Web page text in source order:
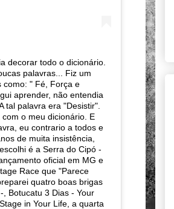
decorar todo o dicionário.
palavras... Fiz um
como: " Fé, Força e
aprender, não entendia
tal palavra era "Desistir".
o meu dicionário. E
eu contrario a todos e
de muita insistência,
é a Serra do Cipó -
oficial em MG e
Race que "Parece
quatro boas brigas
Botucatu 3 Dias - Your
in Your Life, a quarta